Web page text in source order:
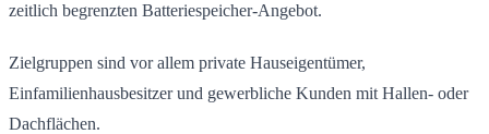
zeitlich begrenzten Batteriespeicher-Angebot.
Zielgruppen sind vor allem private Hauseigentümer,
Einfamilienhausbesitzer und gewerbliche Kunden mit Hallen- oder
Dachflächen.